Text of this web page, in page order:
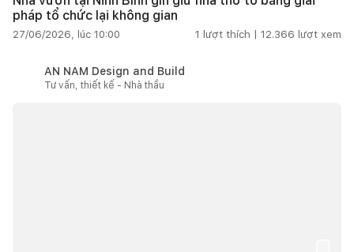
pháp tổ chức lại không gian
27/06/2026, lúc 10:00 1 lượt thích | 12.366 lượt xem
AN NAM Design and Build
Tư vấn, thiết kế - Nhà thầu